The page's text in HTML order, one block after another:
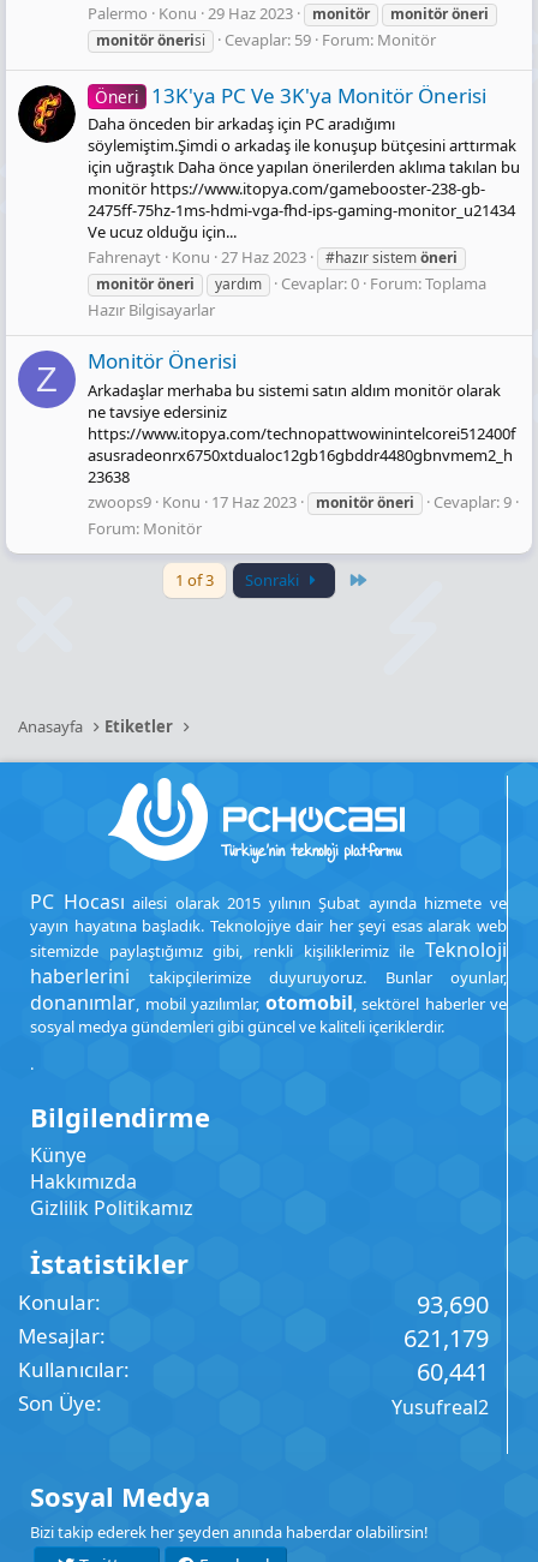
Palermo
Konu 29 Haz 2023 monitör monitöröneri
monitörönerisi Cevaplar: 59 Forum: Monitör
Öneri 13K'ya PC Ve 3K'ya Monitör Önerisi
Daha önceden bir arkadaş için PC aradığımı
söylemiştim.Şimdi o arkadaş ile konuşup bütçesini arttırmak
için uğraştık Daha önce yapılan önerilerden aklıma takılan bu
monitör https://www.itopya.com/gamebooster-238-gb-
2475ff-75hz-1ms-hdmi-vga-fhd-ips-gaming-monitor_u21434
Ve ucuz olduğu için...
Fahrenayt Konu 27 Haz 2023 #hazır sistemöneri
monitöröneri yardım Cevaplar: 0 Forum:Toplama
Hazır Bilgisayarlar
Z Monitör Önerisi
Arkadaşlar merhaba bu sistemi satın aldım monitör olarak
ne tavsiye edersiniz
https://www.itopya.com/technopattwowinintelcorei512400f
asusradeonrx6750xtdualoc12gb16gbddr4480gbnvmem2_h
23638
zwoops9 Konu 17 Haz 2023 monitöröneri
Cevaplar: 9
Forum: Monitör
1 of 3 Sonraki
Anasayfa Etiketler
PC Hocası ailesi olarak 2015 yılının Şubat ayında hizmete ve
yayın hayatına başladık. Teknolojiye dair her şeyi esas alarak web
sitemizde paylaştığımız gibi, renkli kişiliklerimiz ile Teknoloji
haberlerini takipçilerimize duyuruyoruz. Bunlar oyunlar,
donanımlar, mobil yazılımlar, otomobil, sektörel haberler ve
sosyal medya gündemleri gibi güncel ve kaliteli içeriklerdir.
.
Bilgilendirme
Künye
Hakkımızda
Gizlilik Politikamız
İstatistikler
Konular 93,690
Mesajlar 621,179
Kullanıcılar 60,441
Son Üye Yusufreal2
Sosyal Medya
Bizi takip ederek her şeyden anında haberdar olabilirsin!